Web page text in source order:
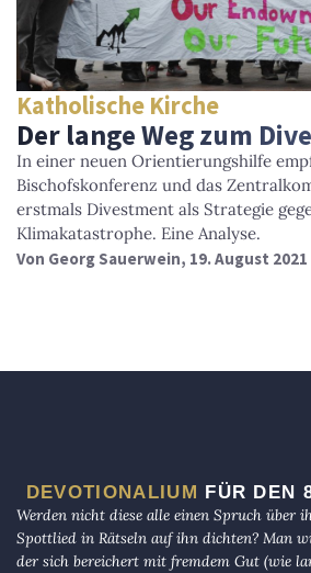
Katholische Kirche
Der lange Weg zum
In einer neuen Orientierungshilfe
Bischofskonferenz und das
erstmals Divestment als Strategie
Klimakatastrophe. Eine Analyse.
Von Georg Sauerwein, 19. August 2021
DEVOTIONALIUM
FÜR DEN
Werden nicht diese alle einen Spruch über
Spottlied in Rätseln auf ihn dichten? Man
der sich bereichert mit fremdem Gut (wie